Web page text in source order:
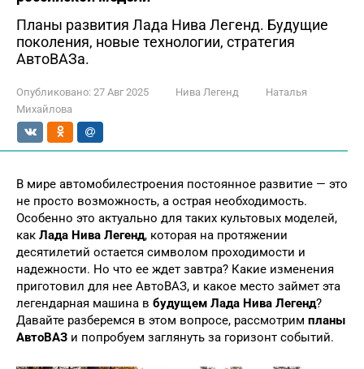
Планы развития Лада Нива Легенд. Будущие
поколения, новые технологии, стратегия
АвтоВАЗа.
Опубликовано: 27 Авг 2025 Нива Легенд
Наталья
Михайлова
В мире автомобилестроения постоянное развитие — это
не просто возможность, а острая необходимость.
Особенно это актуально для таких культовых моделей,
как Лада Нива Легенд, которая на протяжении
десятилетий остается символом проходимости и
надежности. Но что ее ждет завтра? Какие изменения
приготовил для нее АвтоВАЗ, и какое место займет эта
легендарная машина в будущем Лада Нива Легенд?
Давайте разберемся в этом вопросе, рассмотрим планы
АвтоВАЗ и попробуем заглянуть за горизонт событий.